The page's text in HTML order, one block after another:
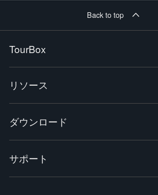
Back to top
TourBox
リソース
ダウンロード
サポート